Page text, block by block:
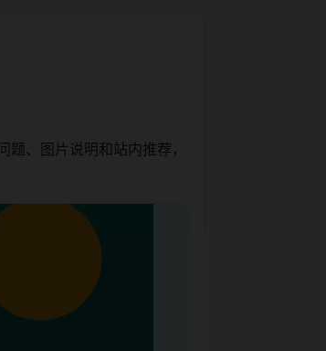
、图片说明和站内推荐，